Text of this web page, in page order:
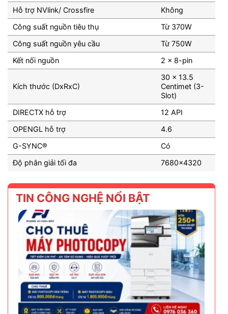
Hỗ trợ NVlink/ Crossfire
Không
Công suất nguồn tiêu thụ
Từ 370W
Công suất nguồn yêu cầu
Từ 750W
Kết nối nguồn
2 x 8-pin
Kích thước (DxRxC)
30 x 13.5
Centimet (3-
Slot)
DIRECTX hỗ trợ
12 API
OPENGL hỗ trợ
4.6
G-SYNC®
Có
Độ phân giải tối đa
7680×4320
TIN CÔNG NGHỆ NỔI BẬT